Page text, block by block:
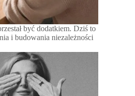
być dodatkiem. Dziś to
i budowania niezależności